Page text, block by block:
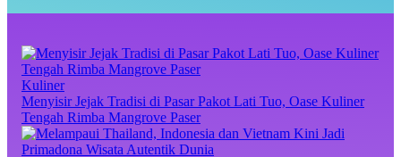
Kuliner
Menyisir Jejak Tradisi di Pasar Pakot Lati Tuo, Oase Kuliner
Tengah Rimba Mangrove Paser